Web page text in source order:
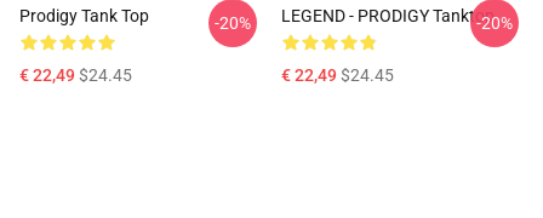
Prodigy Tank Top
€ 22,49$24.45
-20% LEGEND - PRODIGY Tanktop
€ 22,49$24.45
-20%